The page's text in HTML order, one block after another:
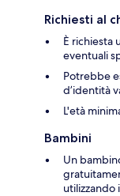
Richiesti al
È richiesta
eventuali
Potrebbe
d’identità
L'età
Bambini
Un
utilizzando